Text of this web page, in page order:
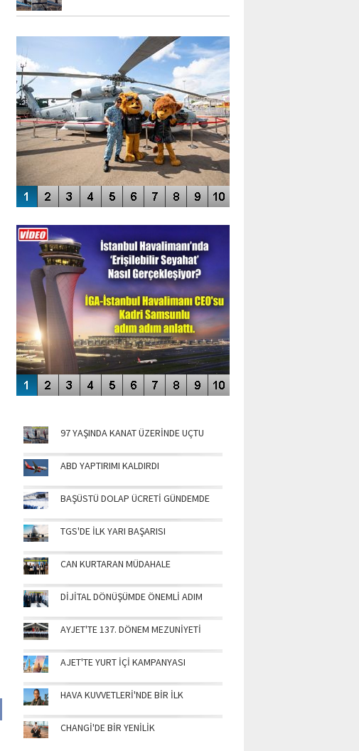
SİNGAPUR AIRSHOW-2020
ENGELLERİN AŞILDIĞI HAVALİMANI
97 YAŞINDA KANAT ÜZERİNDE UÇTU
ABD YAPTIRIMI KALDIRDI
BAŞÜSTÜ DOLAP ÜCRETİ GÜNDEMDE
TGS'DE İLK YARI BAŞARISI
CAN KURTARAN MÜDAHALE
DİJİTAL DÖNÜŞÜMDE ÖNEMLİ ADIM
AYJET'TE 137. DÖNEM MEZUNİYETİ
AJET'TE YURT İÇİ KAMPANYASI
HAVA KUVVETLERİ'NDE BİR İLK
CHANGİ'DE BİR YENİLİK